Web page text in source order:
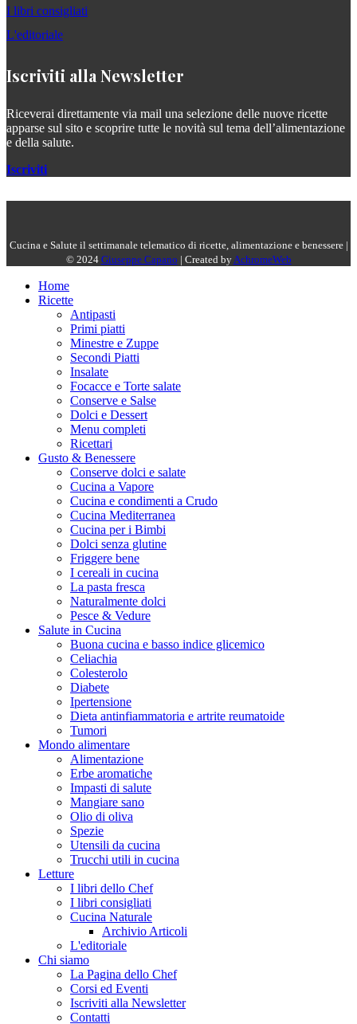
I libri consigliati
L'editoriale
Iscriviti alla Newsletter
Riceverai direttamente via mail una selezione delle nuove ricette
apparse sul sito e scoprire tutte le novità sul tema dell’alimentazione
e della salute.
Iscriviti
Cucina e Salute il settimanale telematico di ricette, alimentazione e benessere |
© 2024 Giuseppe Capano | Created byAchromeWeb
Home
Ricette
Antipasti
Primi piatti
Minestre e Zuppe
Secondi Piatti
Insalate
Focacce e Torte salate
Conserve e Salse
Dolci e Dessert
Menu completi
Ricettari
Gusto & Benessere
Conserve dolci e salate
Cucina a Vapore
Cucina e condimenti a Crudo
Cucina Mediterranea
Cucina per i Bimbi
Dolci senza glutine
Friggere bene
I cereali in cucina
La pasta fresca
Naturalmente dolci
Pesce & Vedure
Salute in Cucina
Buona cucina e basso indice glicemico
Celiachia
Colesterolo
Diabete
Ipertensione
Dieta antinfiammatoria e artrite reumatoide
Tumori
Mondo alimentare
Alimentazione
Erbe aromatiche
Impasti di salute
Mangiare sano
Olio di oliva
Spezie
Utensili da cucina
Trucchi utili in cucina
Letture
I libri dello Chef
I libri consigliati
Cucina Naturale
Archivio Articoli
L'editoriale
Chi siamo
La Pagina dello Chef
Corsi ed Eventi
Iscriviti alla Newsletter
Contatti